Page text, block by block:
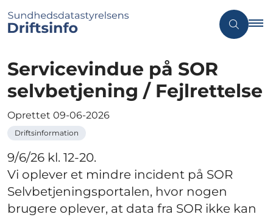
Servicevindue på SOR
selvbetjening / Fejlrettelse
Oprettet 09-06-2026
Driftsinformation
9/6/26 kl. 12-20.
Vi oplever et mindre incident på SOR
Selvbetjeningsportalen, hvor nogen
brugere oplever, at data fra SOR ikke kan